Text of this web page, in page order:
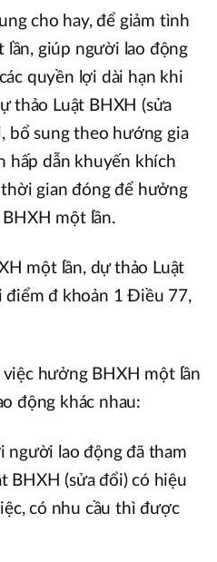
cho hay, để giảm tình
giúp người lao động
quyền lợi dài hạn khi
thảo Luật BHXH (sửa
bổ sung theo hướng gia
hấp dẫn khuyến khích
gian đóng để hưởng
một lần.
một lần, dự thảo Luật
điểm đ khoản 1 Điều 77,
hưởng BHXH một lần
động khác nhau:
lao động đã tham
BHXH (sửa đổi) có hiệu
có nhu cầu thì được